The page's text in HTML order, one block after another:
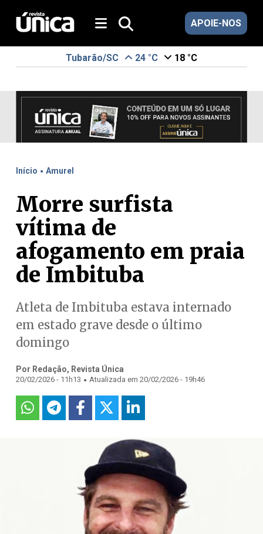
APOIE-NOS
Tubarão/SC 24 °C 18 °C
Início . Amurel
Morre surfista
vítima de
afogamento em praia
de Imbituba
Atleta de Imbituba estava internado
em estado grave desde o último
domingo
Por Redação, Revista Única
20/02/2026 - 11h13 . Atualizada em 20/02/2026 - 19h46